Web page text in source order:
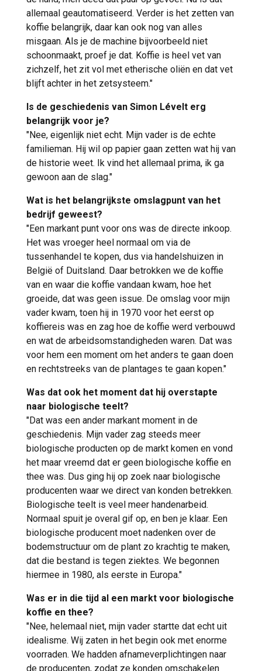
allemaal geautomatiseerd. Verder is het zetten van
koffie belangrijk, daar kan ook nog van alles
misgaan. Als je de machine bijvoorbeeld niet
schoonmaakt, proef je dat. Koffie is heel vet van
zichzelf, het zit vol met etherische oliën en dat vet
blijft achter in het zetsysteem."
Is de geschiedenis van Simon Lévelt erg
belangrijk voor je?
"Nee, eigenlijk niet echt. Mijn vader is de echte
familieman. Hij wil op papier gaan zetten wat hij van
de historie weet. Ik vind het allemaal prima, ik ga
gewoon aan de slag."
Wat is het belangrijkste omslagpunt van het
bedrijf geweest?
"Een markant punt voor ons was de directe inkoop.
Het was vroeger heel normaal om via de
tussenhandel te kopen, dus via handelshuizen in
België of Duitsland. Daar betrokken we de koffie
van en waar die koffie vandaan kwam, hoe het
groeide, dat was geen issue. De omslag voor mijn
vader kwam, toen hij in 1970 voor het eerst op
koffiereis was en zag hoe de koffie werd verbouwd
en wat de arbeidsomstandigheden waren. Dat was
voor hem een moment om het anders te gaan doen
en rechtstreeks van de plantages te gaan kopen."
Was dat ook het moment dat hij overstapte
naar biologische teelt?
"Dat was een ander markant moment in de
geschiedenis. Mijn vader zag steeds meer
biologische producten op de markt komen en vond
het maar vreemd dat er geen biologische koffie en
thee was. Dus ging hij op zoek naar biologische
producenten waar we direct van konden betrekken.
Biologische teelt is veel meer handenarbeid.
Normaal spuit je overal gif op, en ben je klaar. Een
biologische producent moet nadenken over de
bodemstructuur om de plant zo krachtig te maken,
dat die bestand is tegen ziektes. We begonnen
hiermee in 1980, als eerste in Europa."
Was er in die tijd al een markt voor biologische
koffie en thee?
"Nee, helemaal niet, mijn vader startte dat echt uit
idealisme. Wij zaten in het begin ook met enorme
voorraden. We hadden afnameverplichtingen naar
de producenten, zodat ze konden omschakelen